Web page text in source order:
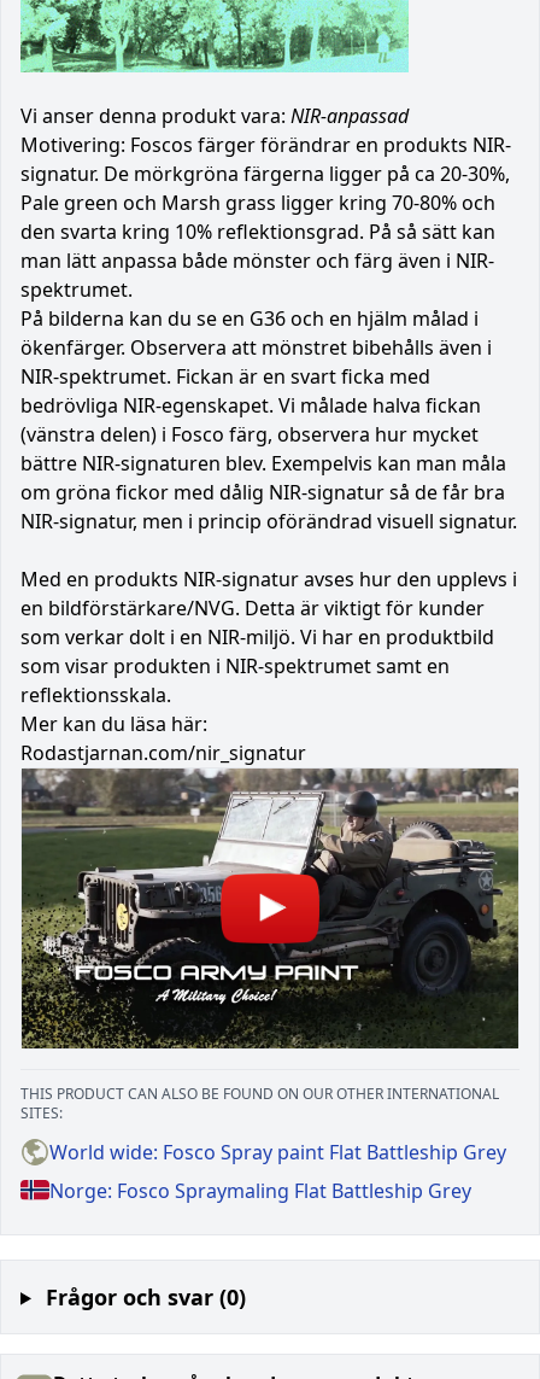
Vi anser denna produkt vara: NIR-anpassad
Motivering: Foscos färger förändrar en produkts NIR-
signatur. De mörkgröna färgerna ligger på ca 20-30%,
Pale green och Marsh grass ligger kring 70-80% och
den svarta kring 10% reflektionsgrad. På så sätt kan
man lätt anpassa både mönster och färg även i NIR-
spektrumet.
På bilderna kan du se en G36 och en hjälm målad i
ökenfärger. Observera att mönstret bibehålls även i
NIR-spektrumet. Fickan är en svart ficka med
bedrövliga NIR-egenskapet. Vi målade halva fickan
(vänstra delen) i Fosco färg, observera hur mycket
bättre NIR-signaturen blev. Exempelvis kan man måla
om gröna fickor med dålig NIR-signatur så de får bra
NIR-signatur, men i princip oförändrad visuell signatur.
Med en produkts NIR-signatur avses hur den upplevs i
en bildförstärkare/NVG. Detta är viktigt för kunder
som verkar dolt i en NIR-miljö. Vi har en produktbild
som visar produkten i NIR-spektrumet samt en
reflektionsskala.
Mer kan du läsa här:
Rodastjarnan.com/nir_signatur
THIS PRODUCT CAN ALSO BE FOUND ON OUR OTHER INTERNATIONAL
SITES:
World wide: Fosco Spray paint Flat Battleship Grey
Norge: Fosco Spraymaling Flat Battleship Grey
Frågor och svar (0)